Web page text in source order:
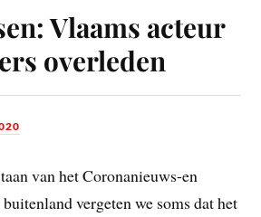
Vlaams acteur
overleden
van het Coronanieuws-en
vergeten we soms dat het